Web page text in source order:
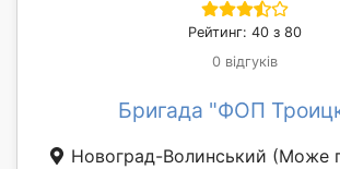
Рейтинг: 40 з 80
0 відгуків
Бригада "ФОП
Новоград-Волинський (Може